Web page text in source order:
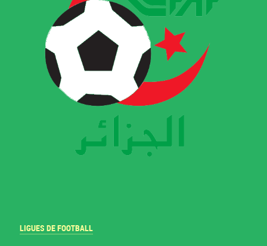
LIGUES DE FOOTBALL